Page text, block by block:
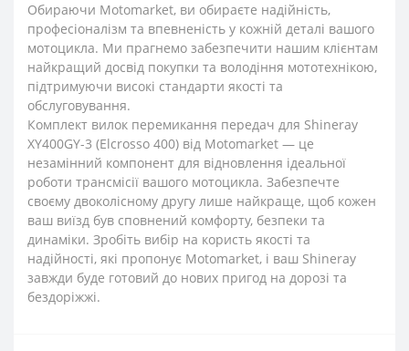
Обираючи Motomarket, ви обираєте надійність,
професіоналізм та впевненість у кожній деталі вашого
мотоцикла. Ми прагнемо забезпечити нашим клієнтам
найкращий досвід покупки та володіння мототехнікою,
підтримуючи високі стандарти якості та
обслуговування.
Комплект вилок перемикання передач для Shineray
XY400GY-3 (Elcrosso 400) від Motomarket — це
незамінний компонент для відновлення ідеальної
роботи трансмісії вашого мотоцикла. Забезпечте
своєму двоколісному другу лише найкраще, щоб кожен
ваш виїзд був сповнений комфорту, безпеки та
динаміки. Зробіть вибір на користь якості та
надійності, які пропонує Motomarket, і ваш Shineray
завжди буде готовий до нових пригод на дорозі та
бездоріжжі.